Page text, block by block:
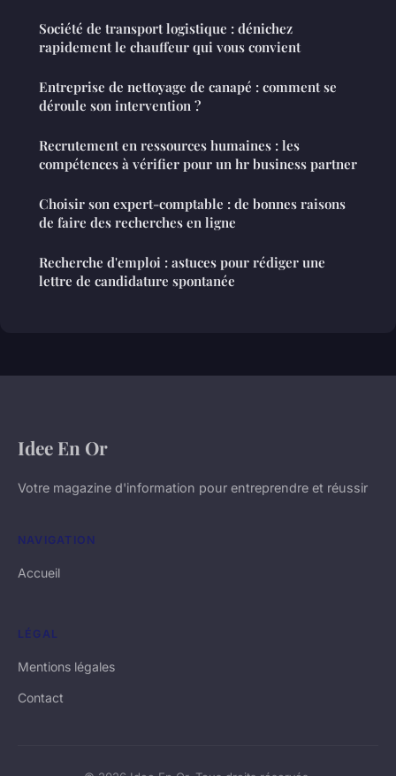
Société de transport logistique : dénichez
rapidement le chauffeur qui vous convient
Entreprise de nettoyage de canapé : comment se
déroule son intervention ?
Recrutement en ressources humaines : les
compétences à vérifier pour un hr business partner
Choisir son expert-comptable : de bonnes raisons
de faire des recherches en ligne
Recherche d'emploi : astuces pour rédiger une
lettre de candidature spontanée
Idee En Or
Votre magazine d'information pour entreprendre et réussir
NAVIGATION
Accueil
LÉGAL
Mentions légales
Contact